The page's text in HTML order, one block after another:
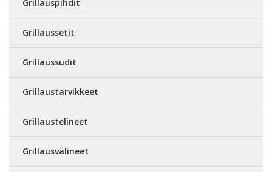
Grillauspihdit
Grillaussetit
Grillaussudit
Grillaustarvikkeet
Grillaustelineet
Grillausvälineet